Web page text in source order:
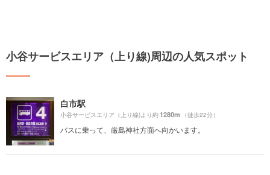
小谷サービスエリア（上り線)周辺の人気スポット
白市駅
小谷サービスエリア（上り線)より約1280m （徒歩22分）
バスに乗って、厳島神社方面へ向かいます。